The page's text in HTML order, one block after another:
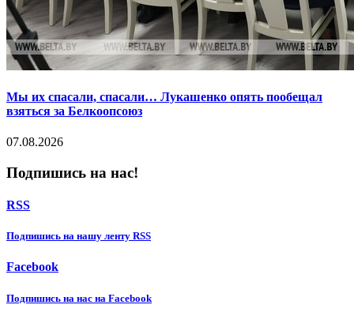
Мы их спасали, спасали… Лукашенко опять пообещал
взяться за Белкоопсоюз
07.08.2026
Подпишись на нас!
RSS
Подпишиcь на нашу ленту RSS
Facebook
Подпишиcь на нас на Facebook